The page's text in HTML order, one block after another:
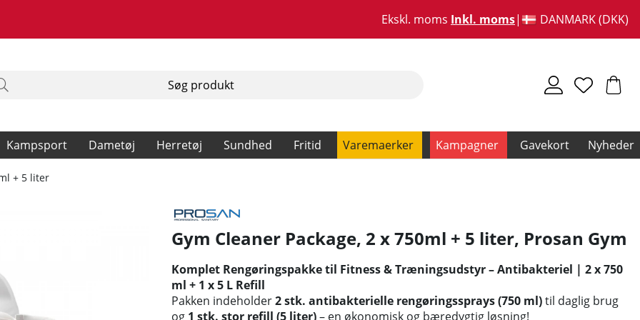
Ekskl. moms Inkl. moms DANMARK (DKK)
Kampsport Dametøj Herretøj Sundhed Fritid Varemaerker Kampagner Gavekort Nyheder
+ 5 liter
Gym Cleaner Package, 2 x 750ml + 5 liter, Prosan Gym
Komplet Rengøringspakke til Fitness & Træningsudstyr – Antibakteriel | 2 x 750
ml + 1 x 5 L Refill
Pakken indeholder2 stk. antibakterielle rengøringssprays (750 ml)til daglig brug
og 1 stk. stor refill (5 liter)– en økonomisk og bæredygtig løsning!